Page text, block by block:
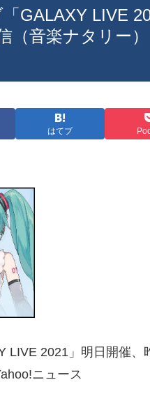
GALAXY LIVE
（音楽ナタリー
はてブ
LIVE 2021」明日開催
ニュース